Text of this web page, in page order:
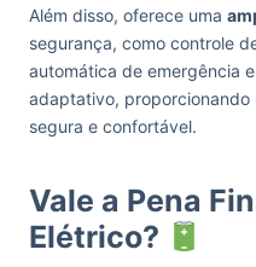
Além disso, oferece uma
segurança, como controle
automática de emergência
adaptativo, proporcionando
segura e confortável.
Vale a Pena
Elétrico?